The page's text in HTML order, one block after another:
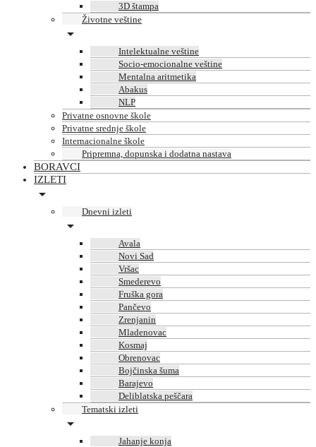
3D štampa
Životne veštine
Intelektualne veštine
Socio-emocionalne veštine
Mentalna aritmetika
Abakus
NLP
Privatne osnovne škole
Privatne srednje škole
Internacionalne škole
Pripremna, dopunska i dodatna nastava
BORAVCI
IZLETI
Dnevni izleti
Avala
Novi Sad
Vršac
Smederevo
Fruška gora
Pančevo
Zrenjanin
Mladenovac
Kosmaj
Obrenovac
Bojčinska šuma
Barajevo
Deliblatska peščara
Tematski izleti
Jahanje konja